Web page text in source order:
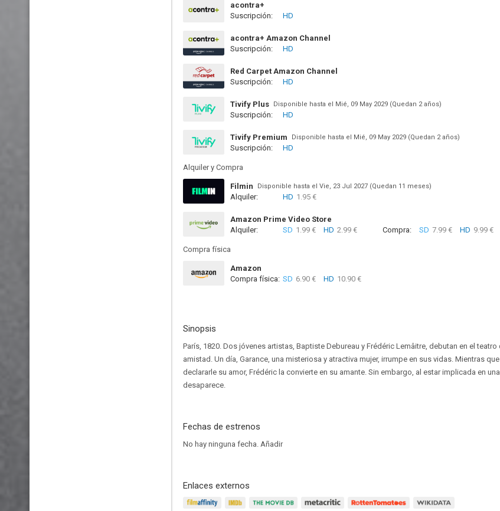
acontra+
Suscripción:
HD
acontra+ Amazon Channel
Suscripción:
HD
Red Carpet Amazon Channel
Suscripción:
HD
Tivify Plus Disponible hasta el Mié, 09 May 2029 (Quedan 2 años)
Suscripción: HD
Tivify Premium Disponible hasta el Mié, 09 May 2029 (Quedan 2 años)
Suscripción: HD
Alquiler y Compra
Filmin Disponible hasta el Vie, 23 Jul 2027 (Quedan 11 meses)
Alquiler: HD 1.95 €
Amazon Prime Video Store
Alquiler:
SD 1.99 € HD 2.99 € Compra: SD 7.99 € HD 9.99 €
Compra física
Amazon
Compra física: SD 6.90 € HD 10.90 €
Sinopsis
París, 1820. Dos jóvenes artistas, Baptiste Debureau y Frédéric Lemâitre, debutan en el
amistad. Un día, Garance, una misteriosa y atractiva mujer, irrumpe en sus vidas. Mientras
declararle su amor, Frédéric la convierte en su amante. Sin embargo, al estar implicada en
desaparece.
Fechas de estrenos
No hay ninguna fecha. Añadir
Enlaces externos